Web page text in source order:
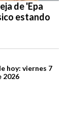
de 'Epa
estando
hoy: viernes 7
2026